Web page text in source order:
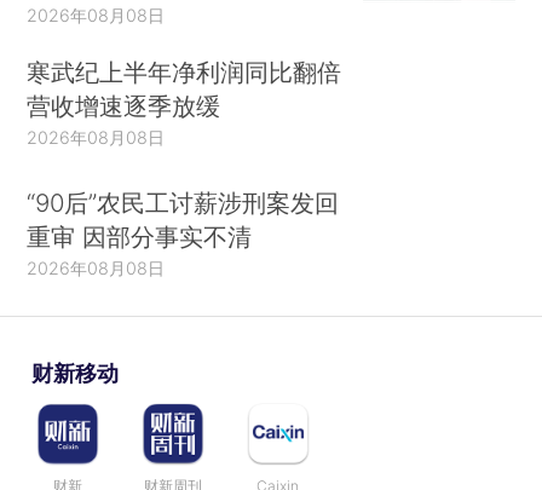
2026年08月08日
寒武纪上半年净利润同比翻倍
营收增速逐季放缓
2026年08月08日
“90后”农民工讨薪涉刑案发回
重审 因部分事实不清
2026年08月08日
财新移动
财新 财新周刊 Caixin